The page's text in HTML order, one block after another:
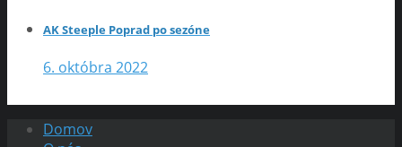
AK Steeple Poprad po sezóne
6. októbra 2022
Domov